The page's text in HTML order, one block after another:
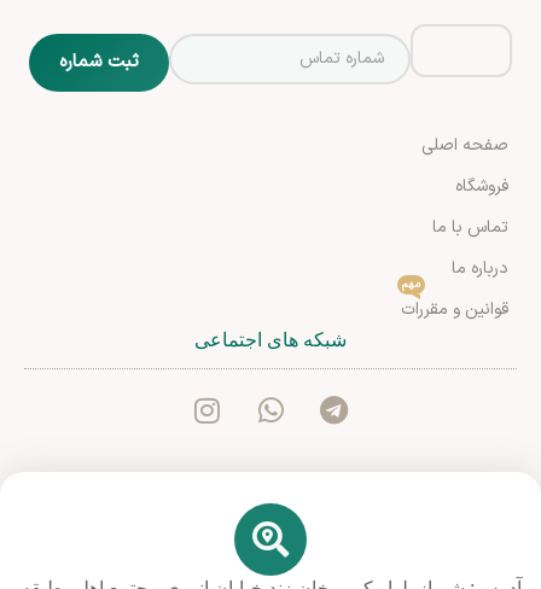
صفحه اصلی
فروشگاه
تماس با ما
درباره ما
قوانین و مقررات
مهم
شبکه های اجتماعی